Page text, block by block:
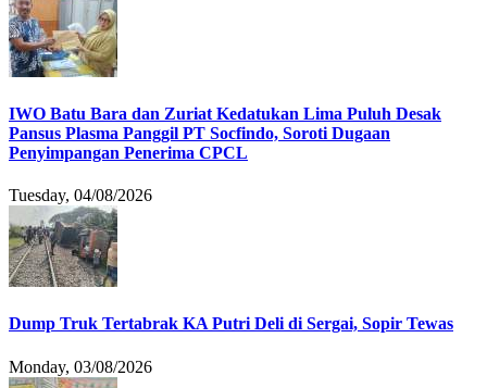
IWO Batu Bara dan Zuriat Kedatukan Lima Puluh Desak
Pansus Plasma Panggil PT Socfindo, Soroti Dugaan
Penyimpangan Penerima CPCL
Tuesday, 04/08/2026
Dump Truk Tertabrak KA Putri Deli di Sergai, Sopir Tewas
Monday, 03/08/2026